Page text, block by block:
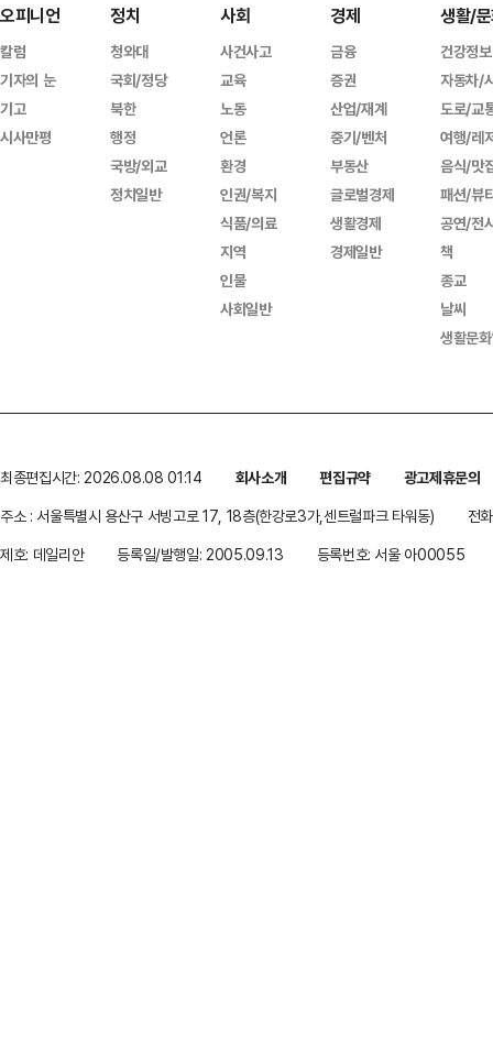
오피니언
칼럼
기자의 눈
기고
시사만평
정치
청와대
국회/정당
북한
행정
국방/외교
정치일반
사회
사건사고
교육
노동
언론
환경
인권/복지
식품/의료
지역
인물
사회일반
경제
금융
증권
산업/재계
중기/벤처
부동산
글로벌경제
생활경제
경제일반
생활/
건강정보
자동차/
도로/교
여행/레
음식/맛
패션/뷰
공연/전
책
종교
날씨
생활문
최종편집시간: 2026.08.08 01:14 회사소개 편집규약
광고제휴문의
주소 : 서울특별시 용산구 서빙고로 17, 18층(한강로3가,센트럴파크 타워동)
전
제호: 데일리안
등록일/발행일: 2005.09.13 등록번호: 서울 아00055